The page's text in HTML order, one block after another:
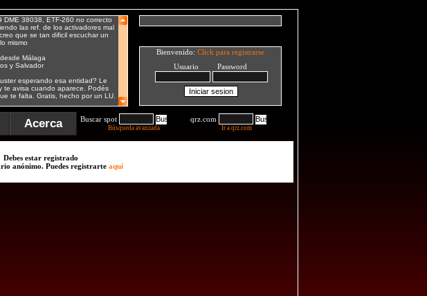
Bienvenido: Click para registrarse
Usuario Password
Acerca Buscar spot
Búsqueda avanzada
qrz.com
Ir a qrz.com
Debes estar registrado
anónimo. Puedes registrarte aquí